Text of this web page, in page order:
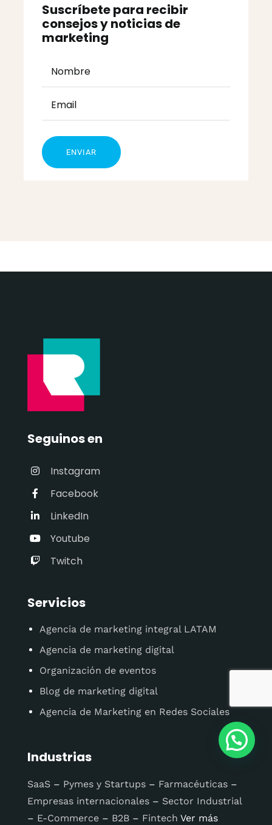
Suscríbete para recibir
consejos y noticias de
marketing
Seguinos en
Instagram
Facebook
LinkedIn
Youtube
Twitch
Servicios
Agencia de marketing integral LATAM
Agencia de marketing digital
Organización de eventos
Blog de marketing digital
Agencia de Marketing en Redes Sociales
Industrias
SaaS– Pymes y Startups– Farmacéuticas–
Empresas internacionales– Sector Industrial
– E-Commerce– B2B– Fintech Ver más